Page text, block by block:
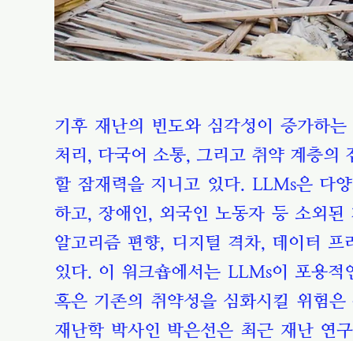
기후 재난의 빈도와 심각성이 증가하
처리, 다국어 소통, 그리고 취약 계층의
할 잠재력을 지니고 있다. LLMs은 다
하고, 장애인, 외국인 노동자 등 소외
알고리즘 편향, 디지털 격차, 데이터
있다. 이 워크숍에서는 LLMs이 포용
혹은 기존의 취약성을 심화시킬 위험
재난학 박사인 박은선은 최근 재난 연